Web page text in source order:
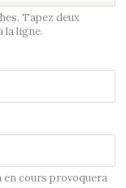
Tapez deux
la ligne.
en cours provoquera